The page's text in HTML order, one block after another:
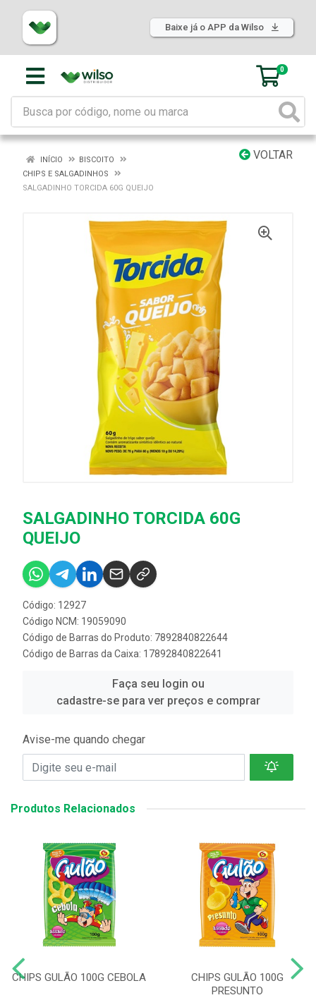
Baixe já o APP da Wilso
0
VOLTAR
INÍCIO
BISCOITO
CHIPS E SALGADINHOS
SALGADINHO TORCIDA 60G QUEIJO
SALGADINHO TORCIDA 60G
QUEIJO
Código: 12927
Código NCM: 19059090
Código de Barras do Produto: 7892840822644
Código de Barras da Caixa: 17892840822641
Faça seu login ou
cadastre-se para ver preços e comprar
Avise-me quando chegar
Produtos Relacionados
CHIPS GULÃO 100G CEBOLA
CHIPS GULÃO 100G
PRESUNTO